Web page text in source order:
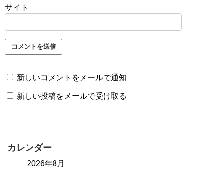
サイト
新しいコメントをメールで通知
新しい投稿をメールで受け取る
カレンダー
2026年8月